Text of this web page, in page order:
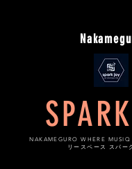
NAKAMEGURO WHERE MUSIQ
リースペース スパー